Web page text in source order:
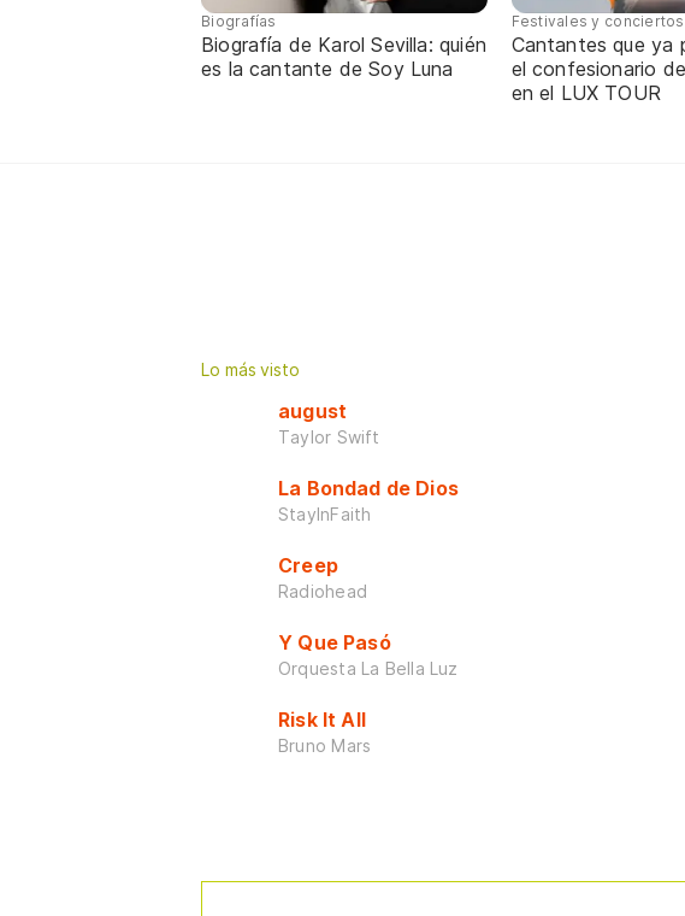
Biografías
Biografía de Karol Sevilla: quién
es la cantante de Soy Luna
Festivales y conciertos
Cantantes que ya
el confesionario
en el LUX TOUR
Lo más visto
august
Taylor Swift
La Bondad de Dios
StayInFaith
Creep
Radiohead
Y Que Pasó
Orquesta La Bella Luz
Risk It All
Bruno Mars